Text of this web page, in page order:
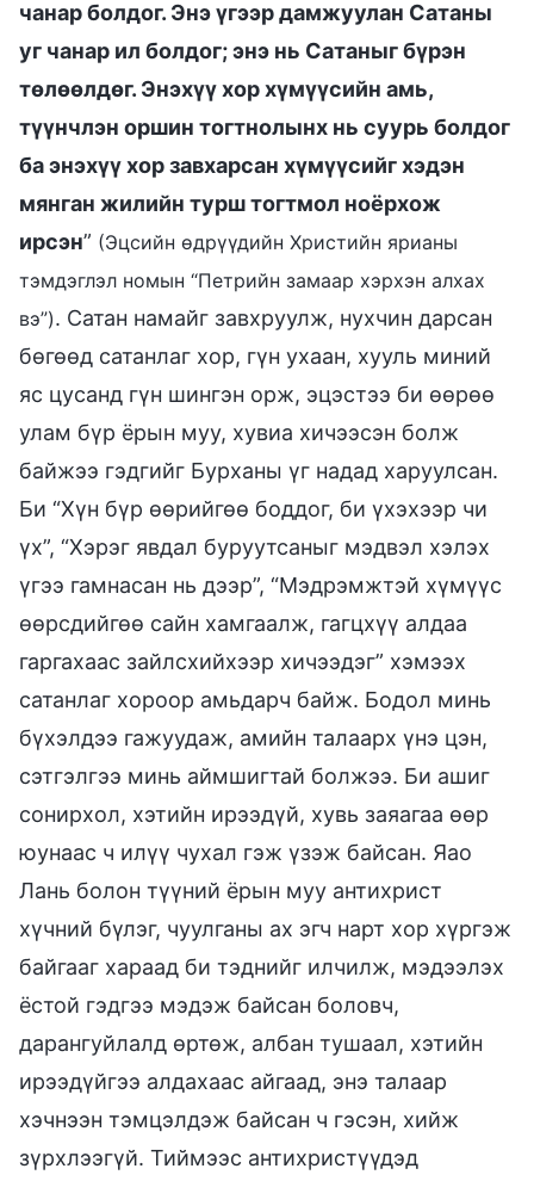
чанар болдог. Энэ үгээр дамжуулан Сатаны
уг чанар ил болдог; энэ нь Сатаныг бүрэн
төлөөлдөг. Энэхүү хор хүмүүсийн амь,
түүнчлэн оршин тогтнолынх нь суурь болдог
ба энэхүү хор завхарсан хүмүүсийг хэдэн
мянган жилийн турш тогтмол ноёрхож
ирсэн” (Эцсийн өдрүүдийн Христийн ярианы
тэмдэглэл номын “Петрийн замаар хэрхэн алхах
вэ”). Сатан намайг завхруулж, нухчин дарсан
бөгөөд сатанлаг хор, гүн ухаан, хууль миний
яс цусанд гүн шингэн орж, эцэстээ би өөрөө
улам бүр ёрын муу, хувиа хичээсэн болж
байжээ гэдгийг Бурханы үг надад харуулсан.
Би “Хүн бүр өөрийгөө боддог, би үхэхээр чи
үх”, “Хэрэг явдал буруутсаныг мэдвэл хэлэх
үгээ гамнасан нь дээр”, “Мэдрэмжтэй хүмүүс
өөрсдийгөө сайн хамгаалж, гагцхүү алдаа
гаргахаас зайлсхийхээр хичээдэг” хэмээх
сатанлаг хороор амьдарч байж. Бодол минь
бүхэлдээ гажуудаж, амийн талаарх үнэ цэн,
сэтгэлгээ минь аймшигтай болжээ. Би ашиг
сонирхол, хэтийн ирээдүй, хувь заяагаа өөр
юунаас ч илүү чухал гэж үзэж байсан. Яао
Лань болон түүний ёрын муу антихрист
хүчний бүлэг, чуулганы ах эгч нарт хор хүргэж
байгааг хараад би тэднийг илчилж, мэдээлэх
ёстой гэдгээ мэдэж байсан боловч,
дарангуйлалд өртөж, албан тушаал, хэтийн
ирээдүйгээ алдахаас айгаад, энэ талаар
хэчнээн тэмцэлдэж байсан ч гэсэн, хийж
зүрхлээгүй. Тиймээс антихристүүдэд